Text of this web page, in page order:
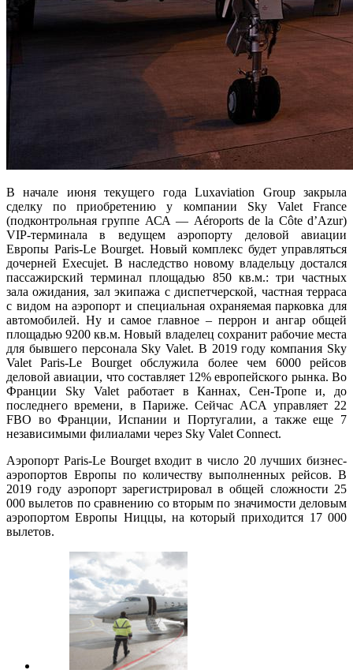
В начале июня текущего года Luxaviation Group закрыла
сделку по приобретению у компании Sky Valet France
(подконтрольная группе АСА — Aéroports de la Côte d’Azur)
VIP-терминала в ведущем аэропорту деловой авиации
Европы Paris-Le Bourget. Новый комплекс будет управляться
дочерней Execujet. В наследство новому владельцу достался
пассажирский терминал площадью 850 кв.м.: три частных
зала ожидания, зал экипажа с диспетчерской, частная терраса
с видом на аэропорт и специальная охраняемая парковка для
автомобилей. Ну и самое главное – перрон и ангар общей
площадью 9200 кв.м. Новый владелец сохранит рабочие места
для бывшего персонала Sky Valet. В 2019 году компания Sky
Valet Paris-Le Bourget обслужила более чем 6000 рейсов
деловой авиации, что составляет 12% европейского рынка. Во
Франции Sky Valet работает в Каннах, Сен-Тропе и, до
последнего времени, в Париже. Сейчас ACA управляет 22
FBO во Франции, Испании и Португалии, а также еще 7
независимыми филиалами через Sky Valet Connect.
Аэропорт Paris-Le Bourget входит в число 20 лучших бизнес-
аэропортов Европы по количеству выполненных рейсов. В
2019 году аэропорт зарегистрировал в общей сложности 25
000 вылетов по сравнению со вторым по значимости деловым
аэропортом Европы Ниццы, на который приходится 17 000
вылетов.